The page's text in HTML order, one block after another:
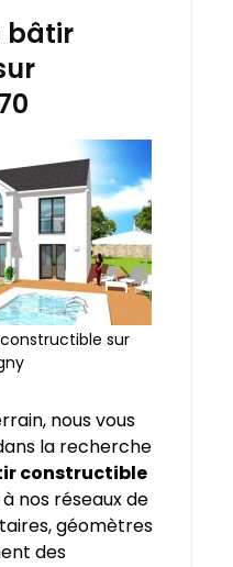
bâtir
sur
nous vous
la recherche
constructible
nos réseaux de
géomètres
des